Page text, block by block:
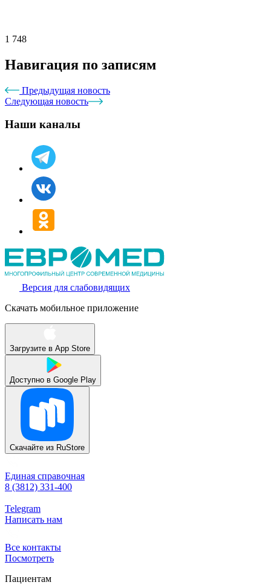
1 748
Навигация по записям
Предыдущая новость
Следующая новость
Наши каналы
Версия для слабовидящих
Скачать мобильное приложение
Загрузите в App Store
Доступно в Google Play
Скачайте из RuStore
Единая справочная
8 (3812) 331-400
Telegram
Написать нам
Все контакты
Посмотреть
Пациентам